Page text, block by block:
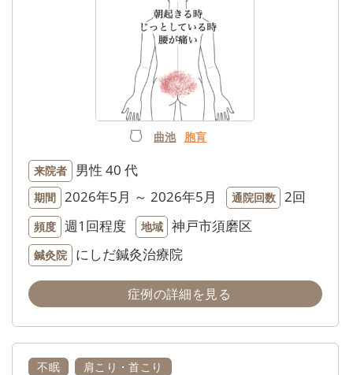
曲池 胞肓
来院者 男性 40 代
期間 2026年5月 ～ 2026年5月 通院回数 2回
頻度 週1回程度 地域 神戸市須磨区
鍼灸院 にしだ鍼灸治療院
症例の詳細を見る
不眠 肩こり・首こり